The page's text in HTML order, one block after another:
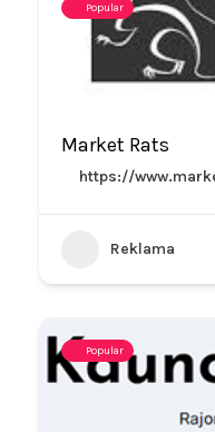
Popular
Market Rats
https://
Reklama
Popular